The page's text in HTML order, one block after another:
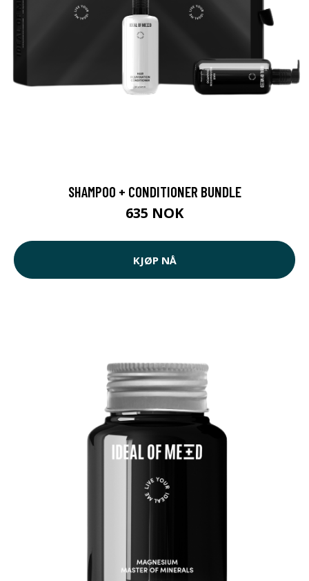
SHAMPOO + CONDITIONER BUNDLE
635 NOK
KJØP NÅ